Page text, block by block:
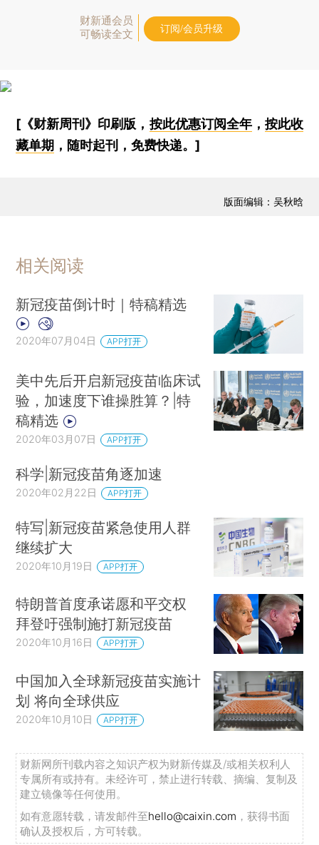
财新通会员
可畅读全文
订阅/会员升级
[《财新周刊》印刷版， 按此优惠订阅全年， 按此收
藏单期 ，随时起刊，免费快递。]
版面编辑：吴秋晗
相关阅读
新冠疫苗倒计时｜特稿精选
2020年07月04日 APP打开
美中先后开启新冠疫苗临床试
验，加速度下谁操胜算？|特
稿精选
2020年03月07日 APP打开
科学|新冠疫苗角逐加速
2020年02月22日 APP打开
特写|新冠疫苗紧急使用人群
继续扩大
2020年10月19日 APP打开
特朗普首度承诺愿和平交权
拜登吁强制施打新冠疫苗
2020年10月16日 APP打开
中国加入全球新冠疫苗实施计
划 将向全球供应
2020年10月10日 APP打开
财新网所刊载内容之知识产权为财新传媒及/或相关权利人
专属所有或持有。未经许可，禁止进行转载、摘编、复制及
建立镜像等任何使用。
如有意愿转载，请发邮件至hello@caixin.com ，获得书面
确认及授权后，方可转载。